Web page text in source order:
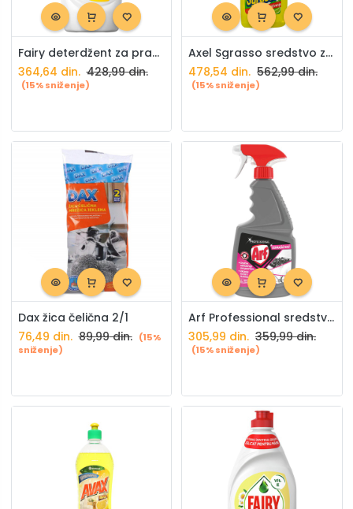
Fairy deterdžent za pranje sudova limun 900ml
364,64 din. 428,99din.
(15% sniženje)
Axel Sgrasso sredstvo za odmašćivanje 750ml
478,54 din. 562,99din.
(15% sniženje)
Dax žica čelična 2/1
76,49 din. 89,99din. (15%
sniženje)
Arf Professional sredstvo za odmašćivanje 600ml
305,99 din. 359,99din.
(15% sniženje)